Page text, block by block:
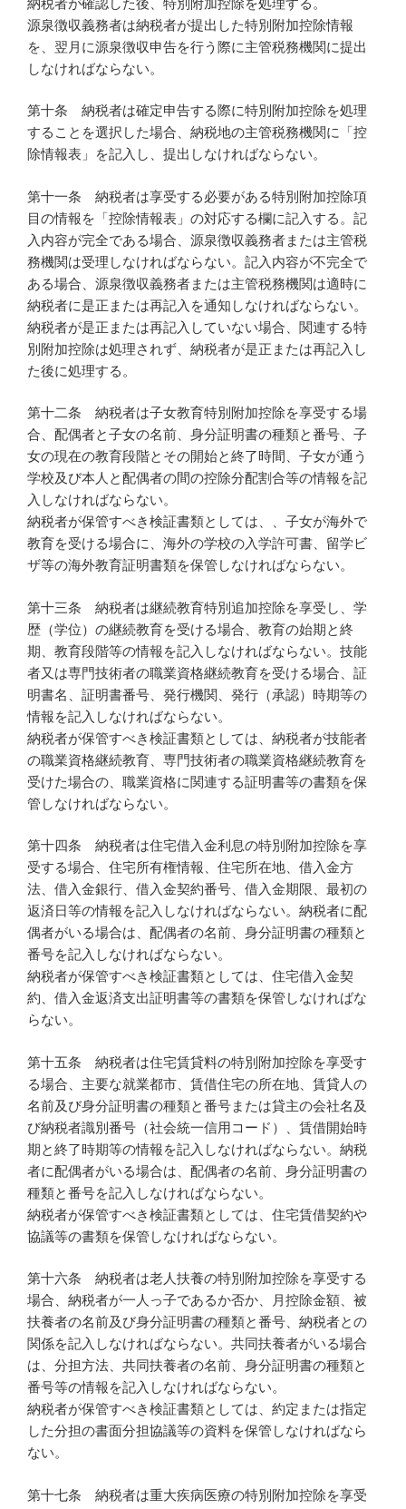
源泉徴収義務者は納税者が提出した特別附加控除情報
を、翌月に源泉徴収申告を行う際に主管税務機関に提出
しなければならない。
第十条 納税者は確定申告する際に特別附加控除を処理
することを選択した場合、納税地の主管税務機関に「控
除情報表」を記入し、提出しなければならない。
第十一条 納税者は享受する必要がある特別附加控除項
目の情報を「控除情報表」の対応する欄に記入する。記
入内容が完全である場合、源泉徴収義務者または主管税
務機関は受理しなければならない。記入内容が不完全で
ある場合、源泉徴収義務者または主管税務機関は適時に
納税者に是正または再記入を通知しなければならない。
納税者が是正または再記入していない場合、関連する特
別附加控除は処理されず、納税者が是正または再記入し
た後に処理する。
第十二条 納税者は子女教育特別附加控除を享受する場
合、配偶者と子女の名前、身分証明書の種類と番号、子
女の現在の教育段階とその開始と終了時間、子女が通う
学校及び本人と配偶者の間の控除分配割合等の情報を記
入しなければならない。
納税者が保管すべき検証書類としては、、子女が海外で
教育を受ける場合に、海外の学校の入学許可書、留学ビ
ザ等の海外教育証明書類を保管しなければならない。
第十三条 納税者は継続教育特別追加控除を享受し、学
歴（学位）の継続教育を受ける場合、教育の始期と終
期、教育段階等の情報を記入しなければならない。技能
者又は専門技術者の職業資格継続教育を受ける場合、証
明書名、証明書番号、発行機関、発行（承認）時期等の
情報を記入しなければならない。
納税者が保管すべき検証書類としては、納税者が技能者
の職業資格継続教育、専門技術者の職業資格継続教育を
受けた場合の、職業資格に関連する証明書等の書類を保
管しなければならない。
第十四条 納税者は住宅借入金利息の特別附加控除を享
受する場合、住宅所有権情報、住宅所在地、借入金方
法、借入金銀行、借入金契約番号、借入金期限、最初の
返済日等の情報を記入しなければならない。納税者に配
偶者がいる場合は、配偶者の名前、身分証明書の種類と
番号を記入しなければならない。
納税者が保管すべき検証書類としては、住宅借入金契
約、借入金返済支出証明書等の書類を保管しなければな
らない。
第十五条 納税者は住宅賃貸料の特別附加控除を享受す
る場合、主要な就業都市、賃借住宅の所在地、賃貸人の
名前及び身分証明書の種類と番号または貸主の会社名及
び納税者識別番号（社会統一信用コード）、賃借開始時
期と終了時期等の情報を記入しなければならない。納税
者に配偶者がいる場合は、配偶者の名前、身分証明書の
種類と番号を記入しなければならない。
納税者が保管すべき検証書類としては、住宅賃借契約や
協議等の書類を保管しなければならない。
第十六条 納税者は老人扶養の特別附加控除を享受する
場合、納税者が一人っ子であるか否か、月控除金額、被
扶養者の名前及び身分証明書の種類と番号、納税者との
関係を記入しなければならない。共同扶養者がいる場合
は、分担方法、共同扶養者の名前、身分証明書の種類と
番号等の情報を記入しなければならない。
納税者が保管すべき検証書類としては、約定または指定
した分担の書面分担協議等の資料を保管しなければなら
ない。
第十七条 納税者は重大疾病医療の特別附加控除を享受